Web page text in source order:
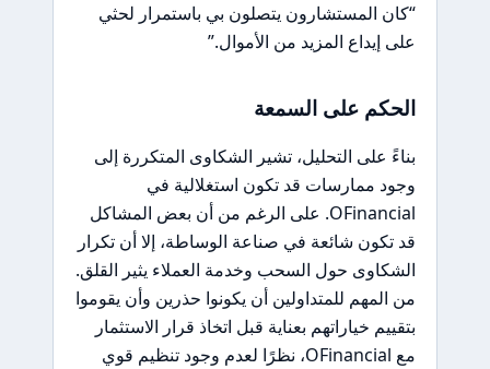
“كان المستشارون يتصلون بي باستمرار لحثي
على إيداع المزيد من الأموال.”
الحكم على السمعة
بناءً على التحليل، تشير الشكاوى المتكررة إلى
وجود ممارسات قد تكون استغلالية في
OFinancial. على الرغم من أن بعض المشاكل
قد تكون شائعة في صناعة الوساطة، إلا أن تكرار
الشكاوى حول السحب وخدمة العملاء يثير القلق.
من المهم للمتداولين أن يكونوا حذرين وأن يقوموا
بتقييم خياراتهم بعناية قبل اتخاذ قرار الاستثمار
مع OFinancial، نظرًا لعدم وجود تنظيم قوي